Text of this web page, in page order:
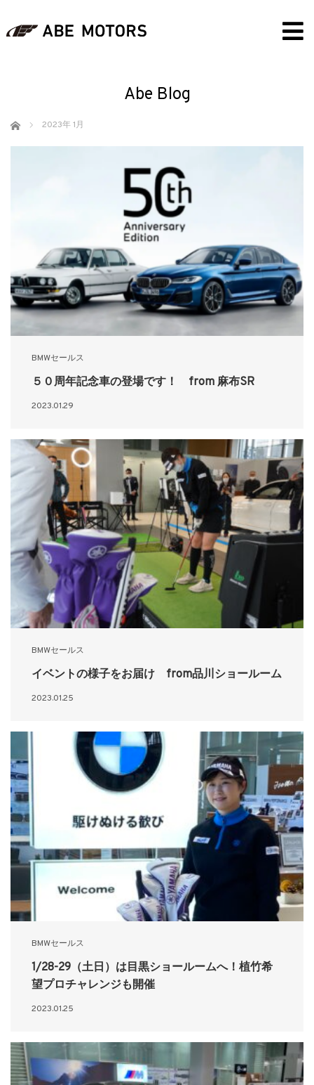
Abe Blog
ホーム 2023年 1月
BMWセールス
５０周年記念車の登場です！ from 麻布SR
2023.01.29
BMWセールス
イベントの様子をお届け from品川ショールーム
2023.01.25
BMWセールス
1/28-29（土日）は目黒ショールームへ！植竹希
望プロチャレンジも開催
2023.01.25